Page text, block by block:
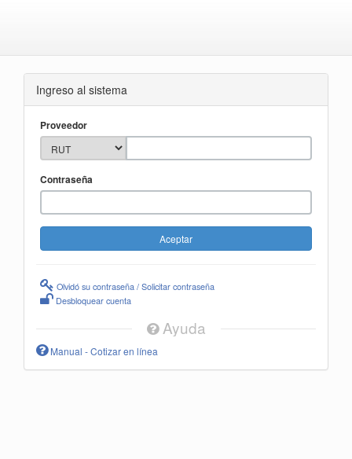
Ingreso al sistema
Proveedor
Contraseña
Olvidó su contraseña / Solicitar contraseña
Desbloquear cuenta
Ayuda
Manual - Cotizar en línea